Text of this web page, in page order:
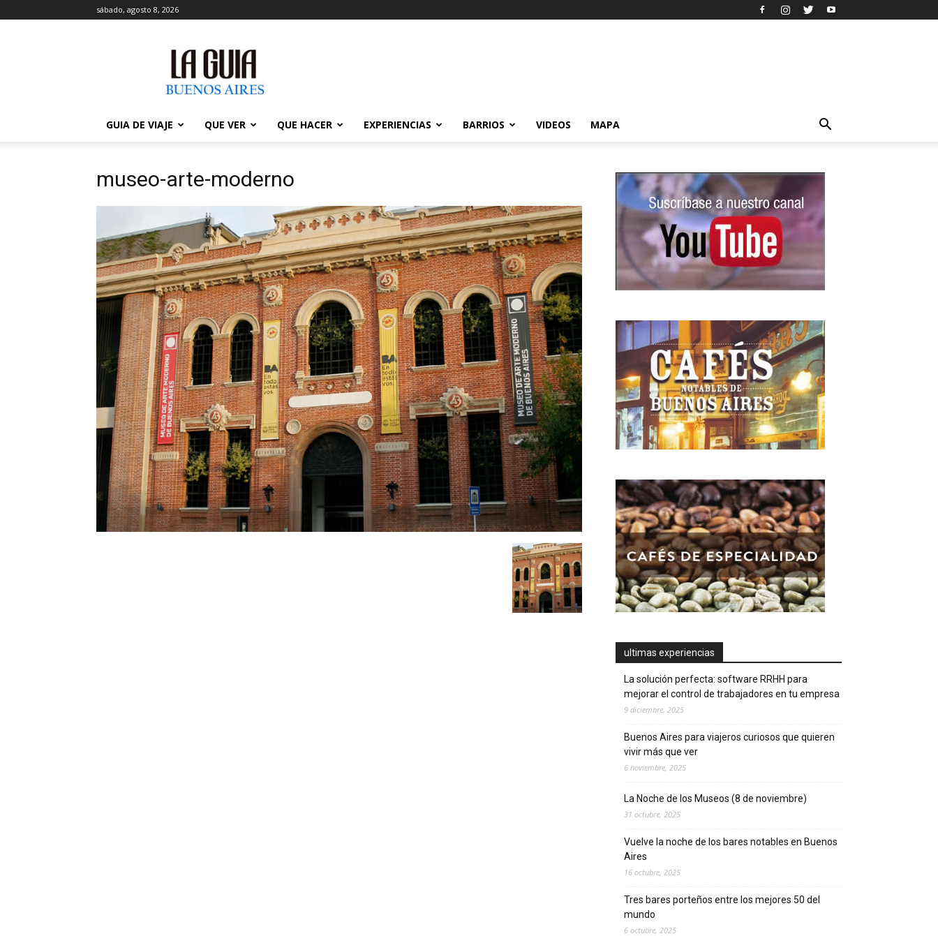
sábado, agosto 8, 2026
Guía
de
Buenos
GUIA DE VIAJE
QUE VER QUE HACER EXPERIENCIAS BARRIOS VIDEOS MAPA
museo-arte-moderno
ultimas experiencias
La solución perfecta: software RRHH para
mejorar el control de trabajadores en tu empresa
9 diciembre, 2025
Buenos Aires para viajeros curiosos que quieren
vivir más que ver
6 noviembre, 2025
La Noche de los Museos (8 de noviembre)
31 octubre, 2025
Vuelve la noche de los bares notables en Buenos
Aires
16 octubre, 2025
Tres bares porteños entre los mejores 50 del
mundo
6 octubre, 2025